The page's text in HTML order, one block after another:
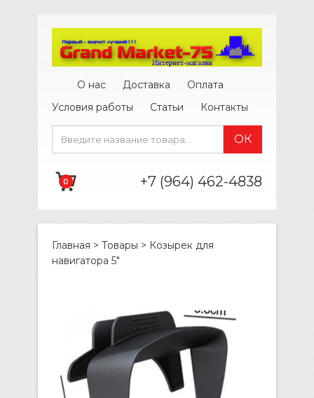
О нас Доставка
Оплата
Условия работы
Статьи Контакты
0 +7 (964) 462-4838
Главная > Товары > Козырек для
навигатора 5″